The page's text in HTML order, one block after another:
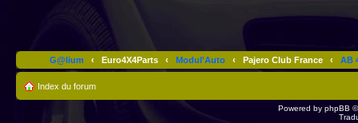
G@lium ‹ Euro4X4Parts ‹ Modul'Auto ‹ Pajero Club France ‹ AB
Index du forum
Powered by phpBB